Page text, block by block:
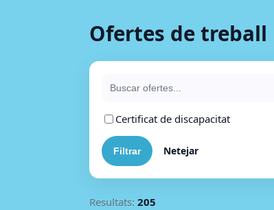
Ofertes de treball
Certificat de discapacitat
Netejar
Resultats: 205